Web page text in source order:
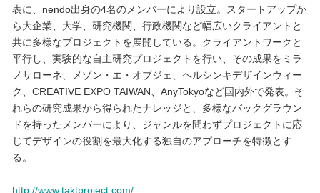
表に、nendo出身の4名のメンバーにより設立。スタートアップか
ら大企業、大学、研究機関、行政機関など幅広いクライアントと
共に多様なプロジェクトを展開している。クライアントワークと
平行し、実験的な自主研究プロジェクトを行い、その成果をミラ
ノサローネ、メゾン・エ・オブジェ、ヘルシンキデザインウィー
ク、CREATIVE EXPO TAIWAN、AnyTokyoなど国内外で発表。そ
れらの研究成果から得られたナレッジと、多様なバックグラウン
ドを持ったメンバーにより、ジャンルを問わずプロジェクトに応
じてデザインの役割を最大化する独自のアプローチを特徴とす
る。
http://www.taktproject.com/